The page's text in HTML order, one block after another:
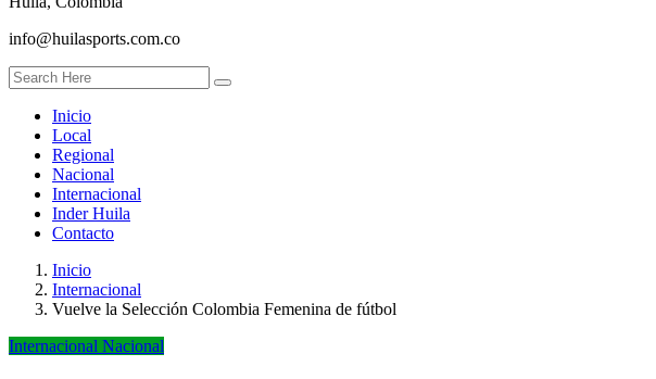
info@huilasports.com.co
Inicio
Local
Regional
Nacional
Internacional
Inder Huila
Contacto
Inicio
Internacional
Vuelve la Selección Colombia Femenina de fútbol
Internacional Nacional